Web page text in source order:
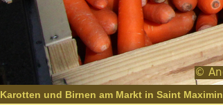
Karotten und Birnen am Markt in Saint Maximin